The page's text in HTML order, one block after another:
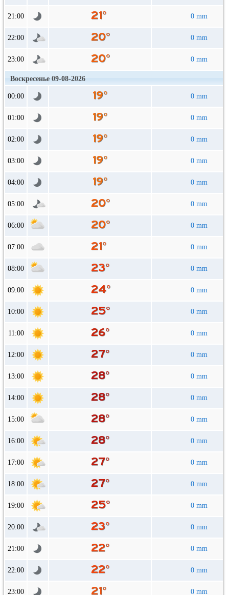
21:00 0 mm
22:00 0 mm
23:00 0 mm
Воскресенье 09-08-2026
00:00 0 mm
01:00 0 mm
02:00 0 mm
03:00 0 mm
04:00 0 mm
05:00 0 mm
06:00 0 mm
07:00 0 mm
08:00 0 mm
09:00 0 mm
10:00 0 mm
11:00 0 mm
12:00 0 mm
13:00 0 mm
14:00 0 mm
15:00 0 mm
16:00 0 mm
17:00 0 mm
18:00 0 mm
19:00 0 mm
20:00 0 mm
21:00 0 mm
22:00 0 mm
23:00 0 mm